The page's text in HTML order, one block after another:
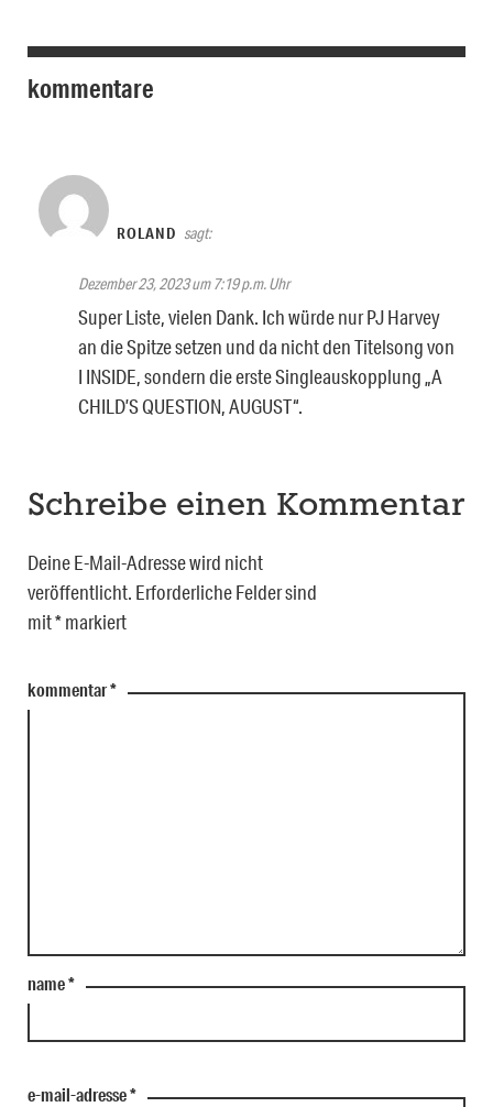
kommentare
ROLAND sagt:
Dezember 23, 2023 um 7:19 p.m. Uhr
Super Liste, vielen Dank. Ich würde nur PJ Harvey
an die Spitze setzen und da nicht den Titelsong von
I INSIDE, sondern die erste Singleauskopplung „A
CHILD’S QUESTION, AUGUST“.
Schreibe einen Kommentar
Deine E-Mail-Adresse wird nicht
veröffentlicht. Erforderliche Felder sind
mit*markiert
kommentar*
name*
e-mail-adresse*